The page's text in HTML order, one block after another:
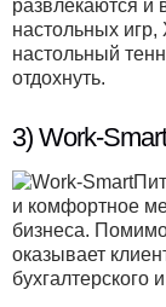
развлекаются и
настольных
настольный
отдохнуть.
3) Work-Smart
и комфортное
бизнеса.
оказывает
бухгалтерского